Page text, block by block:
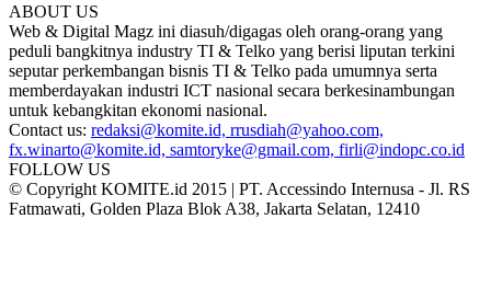
ABOUT US
Web & Digital Magz ini diasuh/digagas oleh orang-orang yang
peduli bangkitnya industry TI & Telko yang berisi liputan terkini
seputar perkembangan bisnis TI & Telko pada umumnya serta
memberdayakan industri ICT nasional secara berkesinambungan
untuk kebangkitan ekonomi nasional.
Contact us: redaksi@komite.id, rrusdiah@yahoo.com,
fx.winarto@komite.id, samtoryke@gmail.com, firli@indopc.co.id
FOLLOW US
© Copyright KOMITE.id 2015 | PT. Accessindo Internusa - Jl. RS
Fatmawati, Golden Plaza Blok A38, Jakarta Selatan, 12410